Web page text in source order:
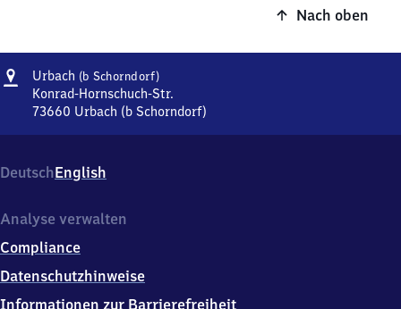
Nach oben
Adresse
Urbach (b Schorndorf)Urbach
(bei
Schorndorf)
Konrad-Hornschuch-Str.
73660 Urbach (b Schorndorf)
Schorndorf),
Konrad-
Str.,
3
6
DeutschEnglish
Analyse verwalten
Compliance
Datenschutzhinweise
Informationen zur Barrierefreiheit